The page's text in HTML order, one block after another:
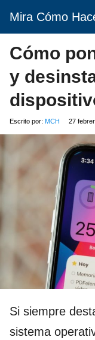
Mira Cómo
Cómo
y
Escrito por: MCH 27
Si siempre
sistema